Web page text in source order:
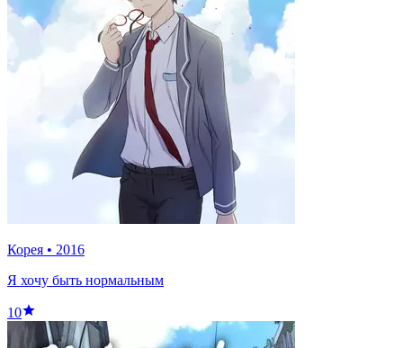
Корея • 2016
Я хочу быть нормальным
10